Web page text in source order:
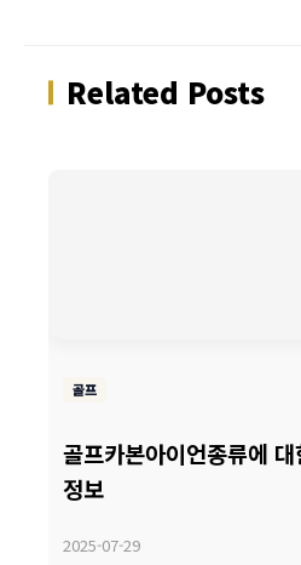
Related Posts
골프
골프카본아이언종류에
정보
2025-07-29